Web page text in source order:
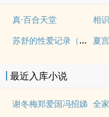
真·百合天堂 相识
苏舒的性爱记录（高H） 夏
最近入库小说
谢冬梅郑爱国冯招娣